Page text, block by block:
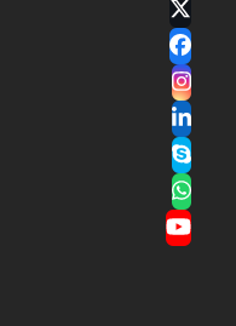
Twitter
(deprecated)
Facebook
Instagram
LinkedIn
Skype
Whatsapp
YouTube